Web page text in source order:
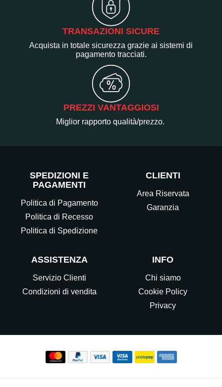
TRANSAZIONI SICURE
Acquista in totale sicurezza grazie ai sistemi di
pagamento tracciati.
PREZZI VANTAGGIOSI
Miglior rapporto qualità/prezzo.
SPEDIZIONI E
PAGAMENTI
Politica di Pagamento
Politica di Recesso
Politica di Spedizione
CLIENTI
Area Riservata
Garanzia
ASSISTENZA
Servizio Clienti
Condizioni di vendita
INFO
Chi siamo
Cookie Policy
Privacy